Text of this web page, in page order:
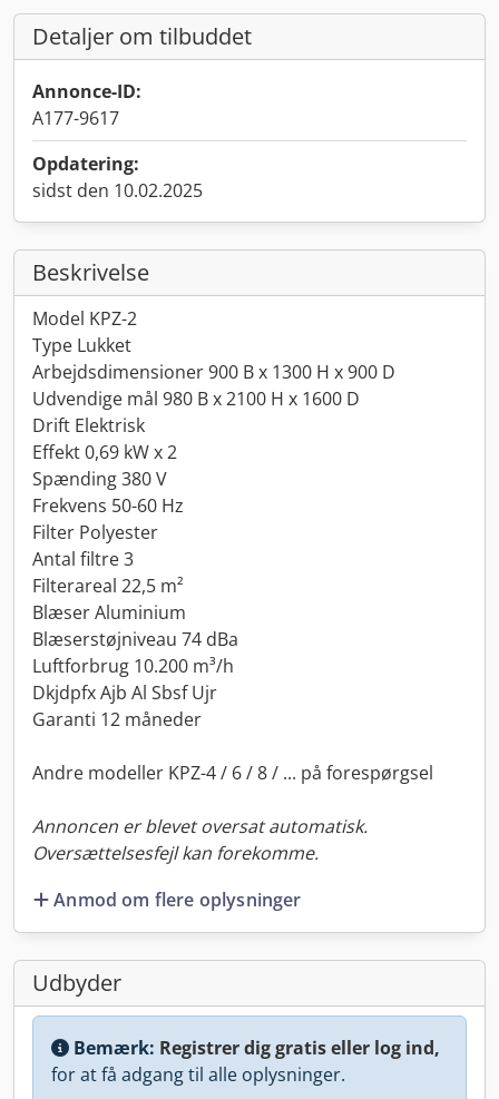
Detaljer om tilbuddet
Annonce-ID:
A177-9617
Opdatering:
sidst den 10.02.2025
Beskrivelse
Model KPZ-2
Type Lukket
Arbejdsdimensioner 900 B x 1300 H x 900 D
Udvendige mål 980 B x 2100 H x 1600 D
Drift Elektrisk
Effekt 0,69 kW x 2
Spænding 380 V
Frekvens 50-60 Hz
Filter Polyester
Antal filtre 3
Filterareal 22,5 m²
Blæser Aluminium
Blæserstøjniveau 74 dBa
Luftforbrug 10.200 m³/h
Dkjdpfx Ajb Al Sbsf Ujr
Garanti 12 måneder
Andre modeller KPZ-4 / 6 / 8 / ... på forespørgsel
Annoncen er blevet oversat automatisk.
Oversættelsesfejl kan forekomme.
Anmod om flere oplysninger
Udbyder
Bemærk: Registrer dig gratis eller log ind,
for at få adgang til alle oplysninger.